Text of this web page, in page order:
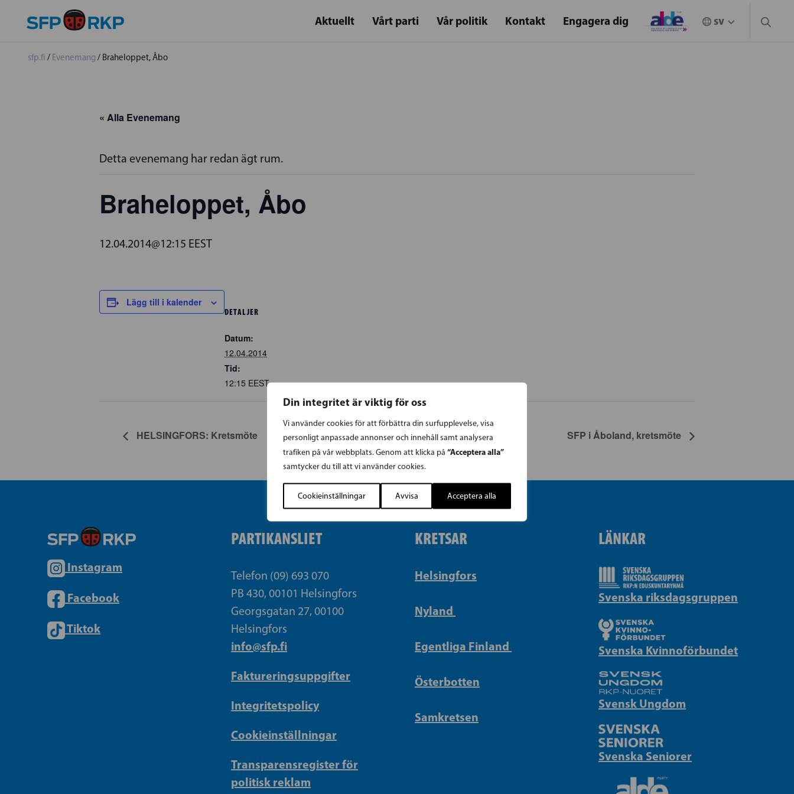
Din integritet är viktig för oss
Vi använder cookies för att förbättra din surfupplevelse, visa
personligt anpassade annonser och innehåll samt analysera
trafiken på vår webbplats. Genom att klicka på “Acceptera alla”
samtycker du till att vi använder cookies.
Cookieinställningar Avvisa Acceptera alla
Aktuellt Vårt parti Vår politik Kontakt Engagera dig
sfp.fi / Evenemang / Braheloppet, Åbo
« Alla Evenemang
Detta evenemang har redan ägt rum.
Braheloppet, Åbo
12.04.2014@12:15 EEST
Lägg till i kalender
DETALJER
Datum:
12.04.2014
Tid:
12:15 EEST
HELSINGFORS: Kretsmöte SFP i Åboland, kretsmöte
Instagram
Facebook
Tiktok
PARTIKANSLIET
Telefon (09) 693 070
PB 430, 00101 Helsingfors
Georgsgatan 27, 00100
Helsingfors
info@sfp.fi
Faktureringsuppgifter
Integritetspolicy
Cookieinställningar
Transparensregister för
politisk reklam
KRETSAR
Helsingfors
Nyland
Egentliga Finland
Österbotten
Samkretsen
LÄNKAR
Svenska riksdagsgruppen
Svenska Kvinnoförbundet
Svensk Ungdom
Svenska Seniorer